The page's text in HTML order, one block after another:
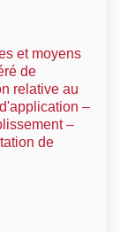
et moyens
de
relative au
–
–
de